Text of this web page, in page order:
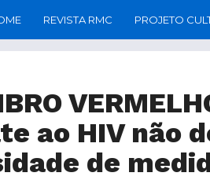
REVISTA RMC PROJETO
ao HIV não
de